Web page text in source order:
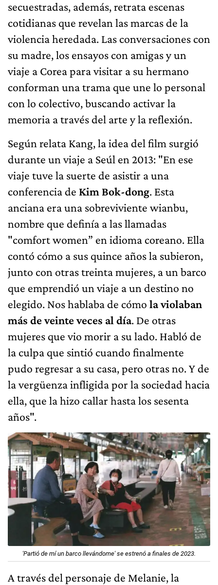
secuestradas, además, retrata escenas
cotidianas que revelan las marcas de la
violencia heredada. Las conversaciones con
su madre, los ensayos con amigas y un
viaje a Corea para visitar a su hermano
conforman una trama que une lo personal
con lo colectivo, buscando activar la
memoria a través del arte y la reflexión.
Según relata Kang, la idea del film surgió
durante un viaje a Seúl en 2013: "En ese
viaje tuve la suerte de asistir a una
conferencia de Kim Bok-dong. Esta
anciana era una sobreviviente wianbu,
nombre que definía a las llamadas
"comfort women” en idioma coreano. Ella
contó cómo a sus quince años la subieron,
junto con otras treinta mujeres, a un barco
que emprendió un viaje a un destino no
elegido. Nos hablaba de cómo la violaban
más de veinte veces al día. De otras
mujeres que vio morir a su lado. Habló de
la culpa que sintió cuando finalmente
pudo regresar a su casa, pero otras no. Y de
la vergüenza infligida por la sociedad hacia
ella, que la hizo callar hasta los sesenta
años".
'Partió de mí un barco llevándome' se estrenó a finales de 2023.
A través del personaje de Melanie, la